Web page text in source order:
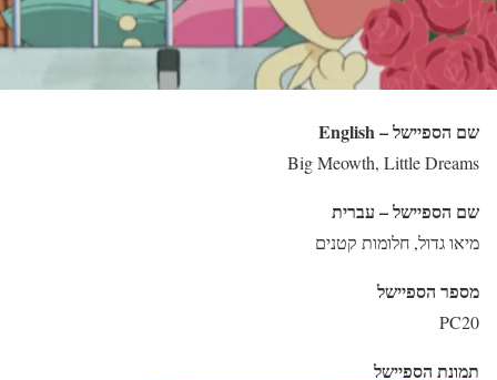
שם הספיישל – English
Big Meowth, Little Dreams
שם הספיישל – עברית
מיאו גדול, חלומות קטנים
מספר הספיישל
PC20
תמונת הספיישל